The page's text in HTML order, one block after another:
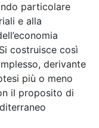
particolare
e alla
costruisce così
derivante
più o meno
il proposito di